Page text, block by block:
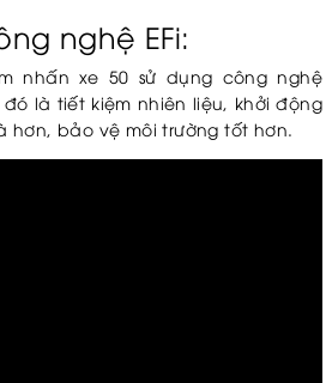
nghệ EFi:
nhấn xe 50 sử dụng công nghệ
là tiết kiệm nhiên liệu, khởi động
hơn, bảo vệ môi trường tốt hơn.